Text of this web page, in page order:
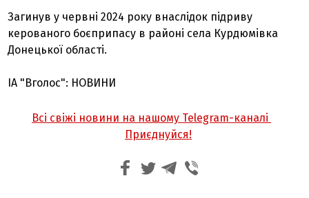
Загинув у червні 2024 року внаслідок підриву
керованого боєприпасу в районі села Курдюмівка
Донецької області.
ІА "Вголос": НОВИНИ
Всі свіжі новини на нашому Telegram-каналі
Приєднуйся!